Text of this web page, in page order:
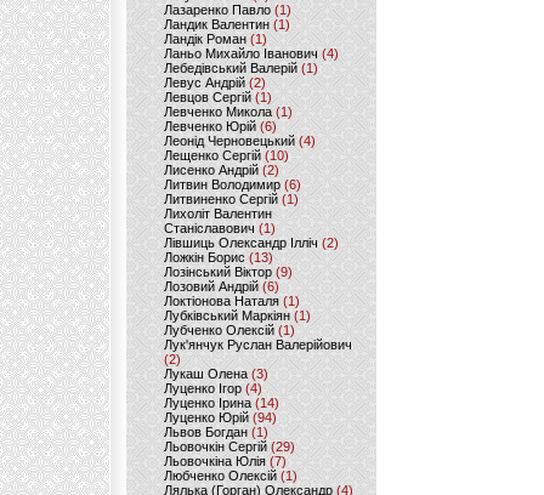
Лазаренко Павло (1)
Ландик Валентин (1)
Ландік Роман (1)
Ланьо Михайло Іванович(4)
Лебедівський Валерій(1)
Левус Андрій(2)
Левцов Сергій (1)
Левченко Микола (1)
Левченко Юрій (6)
Леонід Черновецький (4)
Лещенко Сергій (10)
Лисенко Андрій (2)
Литвин Володимир (6)
Литвиненко Сергій (1)
Лихоліт Валентин
Станіславович (1)
Лівшиць Олександр Ілліч (2)
Ложкін Борис(13)
Лозінський Віктор(9)
Лозовий Андрій (6)
Локтіонова Наталя (1)
Лубківський Маркіян(1)
Лубченко Олексій (1)
Лук'янчук Руслан Валерійович
(2)
Лукаш Олена (3)
Луценко Ігор (4)
Луценко Ірина (14)
Луценко Юрій (94)
Львов Богдан (1)
Льовочкін Сергій (29)
Льовочкіна Юлія(7)
Любченко Олексій(1)
Лялька (Горган) Олександр(4)